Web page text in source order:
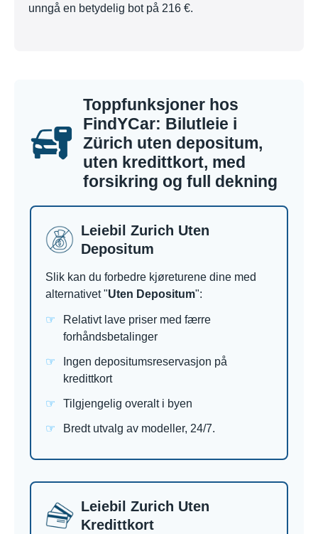
unngå en betydelig bot på 216 €.
Toppfunksjoner hos
FindYCar: Bilutleie i
Zürich uten depositum,
uten kredittkort, med
forsikring og full dekning
Leiebil Zurich Uten
Depositum
Slik kan du forbedre kjøreturene dine med
alternativet "Uten Depositum":
Relativt lave priser med færre
forhåndsbetalinger
Ingen depositumsreservasjon på
kredittkort
Tilgjengelig overalt i byen
Bredt utvalg av modeller, 24/7.
Leiebil Zurich Uten
Kredittkort